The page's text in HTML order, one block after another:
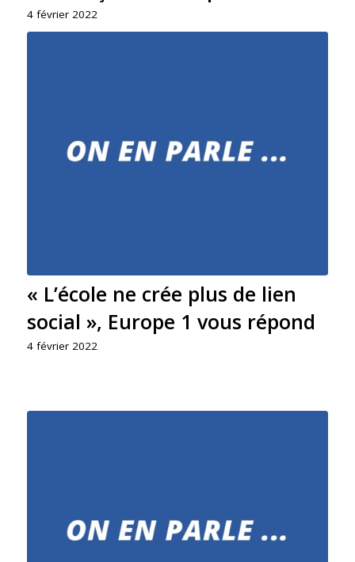
4 février 2022
« L’école ne crée plus de lien
social », Europe 1 vous répond
4 février 2022